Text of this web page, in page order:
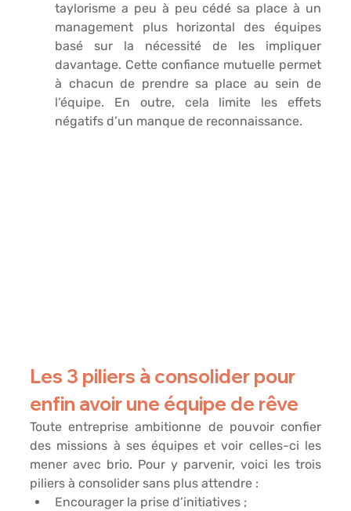
taylorisme a peu à peu cédé sa place à un
management plus horizontal des équipes
basé sur la nécessité de les impliquer
davantage. Cette confiance mutuelle permet
à chacun de prendre sa place au sein de
l’équipe. En outre, cela limite les effets
négatifs d’un manque de reconnaissance.
Les 3 piliers à consolider pour
enfin avoir une équipe de rêve
Toute entreprise ambitionne de pouvoir confier
des missions à ses équipes et voir celles-ci les
mener avec brio. Pour y parvenir, voici les trois
piliers à consolider sans plus attendre :
Encourager la prise d’initiatives ;